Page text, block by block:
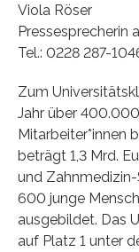
Viola Röser
Pressesprecherin
Tel.: 0228 287-
Zum
Jahr über
Mitarbeiter*innen
beträgt 1,3 Mrd.
und
600 junge
ausgebildet. Das
auf Platz 1 unter